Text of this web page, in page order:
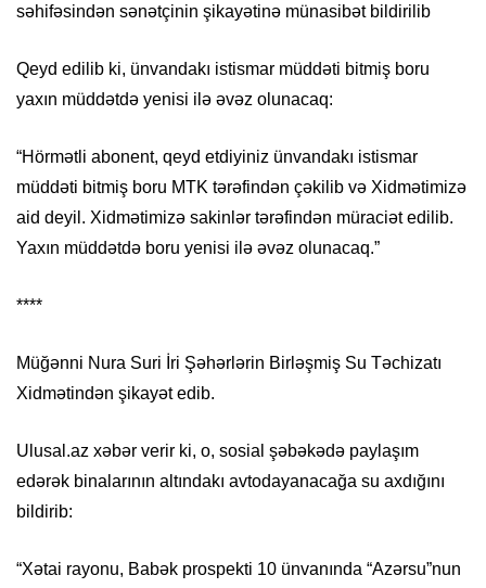
səhifəsindən sənətçinin şikayətinə münasibət bildirilib
Qeyd edilib ki, ünvandakı istismar müddəti bitmiş boru
yaxın müddətdə yenisi ilə əvəz olunacaq:
“Hörmətli abonent, qeyd etdiyiniz ünvandakı istismar
müddəti bitmiş boru MTK tərəfindən çəkilib və Xidmətimizə
aid deyil. Xidmətimizə sakinlər tərəfindən müraciət edilib.
Yaxın müddətdə boru yenisi ilə əvəz olunacaq.”
****
Müğənni Nura Suri İri Şəhərlərin Birləşmiş Su Təchizatı
Xidmətindən şikayət edib.
Ulusal.az xəbər verir ki, o, sosial şəbəkədə paylaşım
edərək binalarının altındakı avtodayanacağa su axdığını
bildirib:
“Xətai rayonu, Babək prospekti 10 ünvanında “Azərsu”nun